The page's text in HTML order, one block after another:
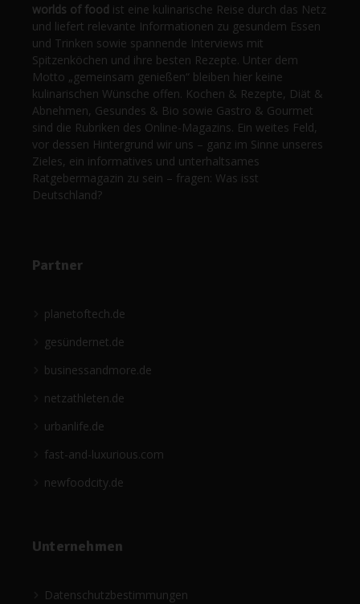
worlds of food ist eine kulinarische Reise durch das Netz
und liefert relevante Informationen zu gesundem Essen
und Trinken sowie spannende Interviews mit
Spitzenköchen und ihre besten Rezepte. Unter dem
Motto „gemeinsam genießen“ bleiben hier keine
kulinarischen Wünsche offen. Kochen & Rezepte, Diät &
Abnehmen, Gesundes & Bio sowie Gastro & Gourmet
sind die Rubriken des Online-Magazins. Ein weites Feld,
vor dessen Hintergrund wir uns – ganz im Sinne unseres
Zieles, ein informatives und unterhaltsames
Ratgebermagazin zu sein – fragen: Was isst
Deutschland?
Partner
planetoftech.de
gesündernet.de
businessandmore.de
netzathleten.de
urbanlife.de
fast-and-luxurious.com
newfoodcity.de
Unternehmen
Datenschutzbestimmungen